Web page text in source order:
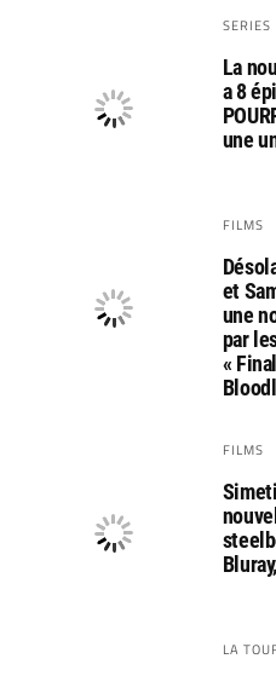
SERIES
La
a 8
une
FILMS
et
une
par
«
FILMS
LA